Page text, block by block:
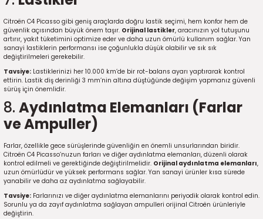
2025)
Citroën C4 Picasso gibi geniş araçlarda doğru lastik seçimi, hem konfor hem de
güvenlik açısından büyük önem taşır. Orijinal lastikler, aracınızın yol tutuşunu
artırır, yakıt tüketimini optimize eder ve daha uzun ömürlü kullanım sağlar. Yan
sanayi lastiklerin performansı ise çoğunlukla düşük olabilir ve sık sık
değiştirilmeleri gerekebilir.
Tavsiye: Lastiklerinizi her 10.000 km’de bir rot-balans ayarı yaptırarak kontrol
ettirin. Lastik diş derinliği 3 mm’nin altına düştüğünde değişim yapmanız güvenli
sürüş için önemlidir.
8. Aydınlatma Elemanları (Farlar
ve Ampuller)
Farlar, özellikle gece sürüşlerinde güvenliğin en önemli unsurlarından biridir.
Citroën C4 Picasso’nuzun farları ve diğer aydınlatma elemanları, düzenli olarak
kontrol edilmeli ve gerektiğinde değiştirilmelidir. Orijinal aydınlatma elemanları,
uzun ömürlüdür ve yüksek performans sağlar. Yan sanayi ürünler kısa sürede
yanabilir ve daha az aydınlatma sağlayabilir.
Tavsiye: Farlarınızı ve diğer aydınlatma elemanlarını periyodik olarak kontrol edin.
Sorunlu ya da zayıf aydınlatma sağlayan ampulleri orijinal Citroën ürünleriyle
değiştirin.